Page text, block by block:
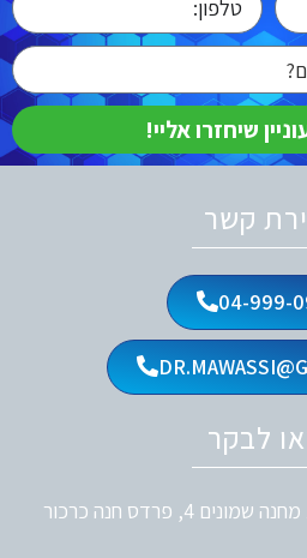
שיחזרו אליי!
קשר
04-999-
לבקר
4, פרדס חנה כרכור